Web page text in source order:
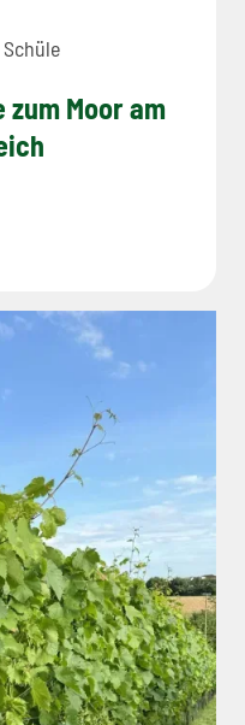
Moor am